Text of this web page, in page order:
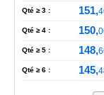
Qté ≥ 3 : 151,
Qté ≥ 4 : 150,
Qté ≥ 5 : 148,
Qté ≥ 6 : 145,